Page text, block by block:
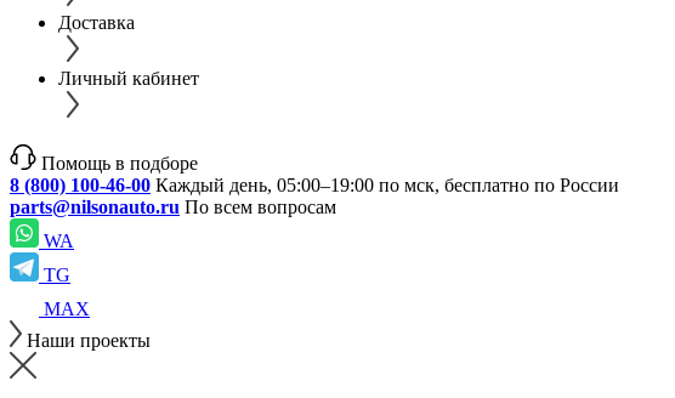
Доставка
Личный кабинет
Помощь в подборе
8 (800) 100-46-00 Каждый день, 05:00–19:00 по мск, бесплатно по России
parts@nilsonauto.ru По всем вопросам
WA
TG
MAX
Наши проекты